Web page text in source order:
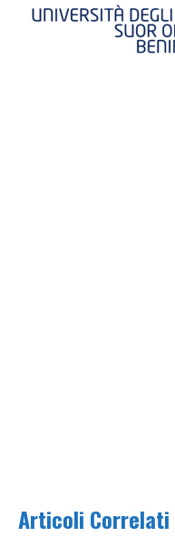
Articoli Correlati